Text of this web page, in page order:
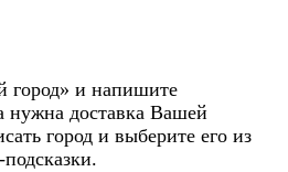
город» и напишите
нужна доставка Вашей
город и выберите его из